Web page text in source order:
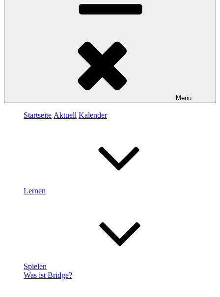
Menu
Startseite Aktuell Kalender
Lernen
Spielen
Was ist Bridge?